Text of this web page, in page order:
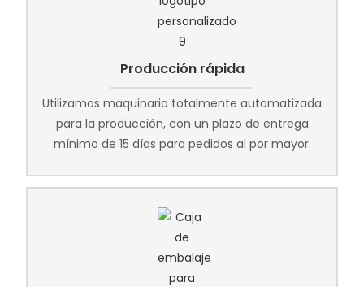
Producción rápida
Utilizamos maquinaria totalmente automatizada
para la producción, con un plazo de entrega
mínimo de 15 días para pedidos al por mayor.